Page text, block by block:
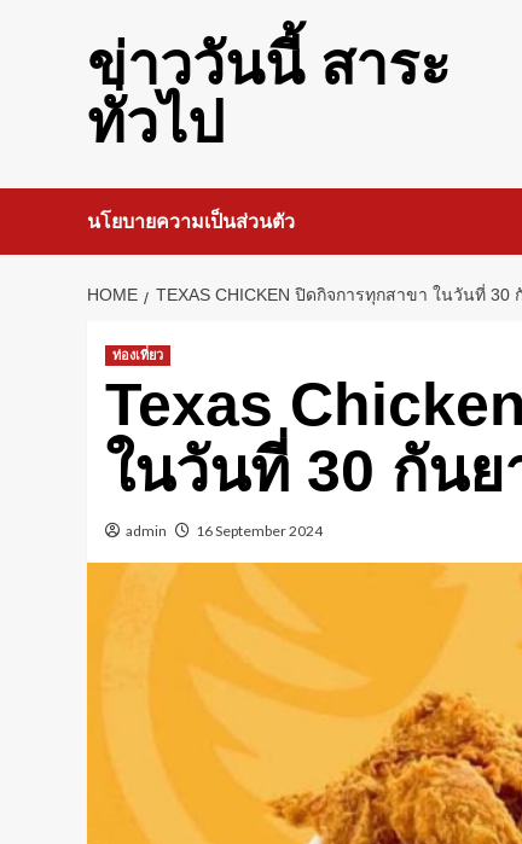
ข่าววันนี้ สาระ
ทั่วไป
นโยบายความเป็นส่วนตัว
HOME TEXAS CHICKEN ปิดกิจการทุกสาขา ในวันที่ 30
ท่องเที่ยว
Texas
ในวันที่ 30 กัน
admin 16 September 2024